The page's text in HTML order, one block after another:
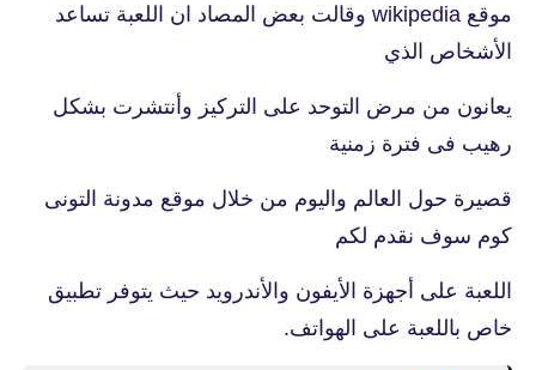
موقع wikipedia وقالت بعض المصاد ان اللعبة تساعد
الأشخاص الذي
يعانون من مرض التوحد على التركيز وأنتشرت بشكل
رهيب فى فترة زمنية
قصيرة حول العالم واليوم من خلال موقع مدونة التونى
كوم سوف نقدم لكم
اللعبة على أجهزة الأيفون والأندرويد حيث يتوفر تطبيق
خاص باللعبة على الهواتف.